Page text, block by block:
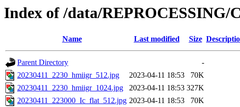
Index of /data/REPROCESSING/
Name Last modified Size
Parent Directory
-
20230411_2230_hmiigr_512.jpg
2023-04-11 18:53
70K
20230411_2230_hmiigr_1024.jpg
2023-04-11 18:53 327K
20230411_223000_Ic_flat_512.jpg 2023-04-11 18:53
70K